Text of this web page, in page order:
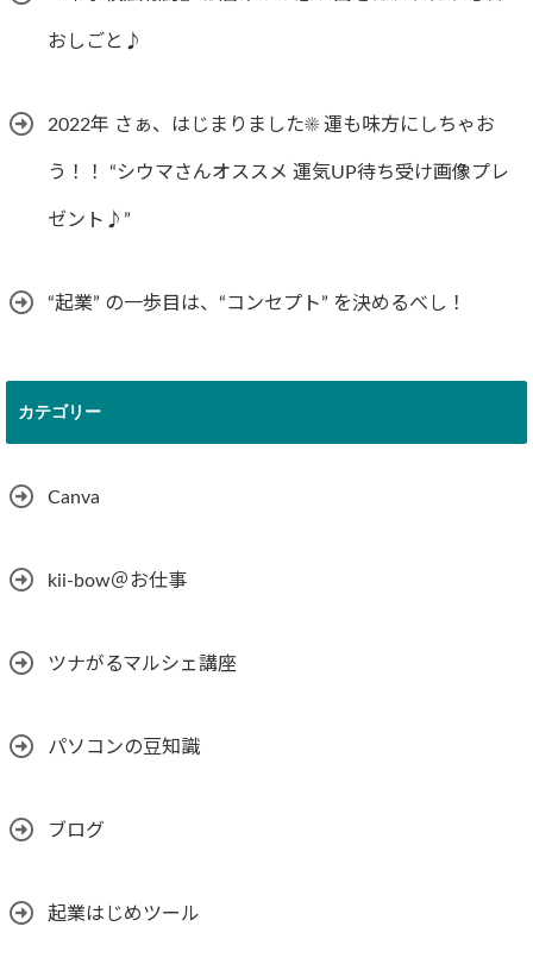
おしごと♪
2022年 さぁ、はじまりました☀︎ 運も味方にしちゃお
う！！ “シウマさんオススメ 運気UP待ち受け画像プレ
ゼント♪”
“起業” の一歩目は、“コンセプト” を決めるべし！
カテゴリー
Canva
kii-bow＠お仕事
ツナがるマルシェ講座
パソコンの豆知識
ブログ
起業はじめツール